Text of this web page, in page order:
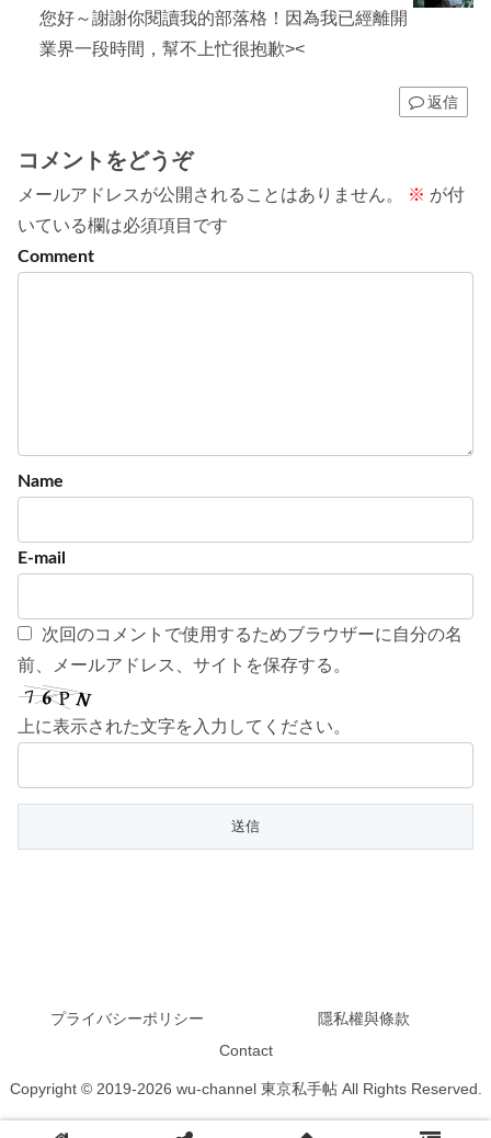
您好～謝謝你閱讀我的部落格！因為我已經離開
業界一段時間，幫不上忙很抱歉><
返信
コメントをどうぞ
メールアドレスが公開されることはありません。 ※ が付
いている欄は必須項目です
次回のコメントで使用するためブラウザーに自分の名
前、メールアドレス、サイトを保存する。
上に表示された文字を入力してください。
プライバシーポリシー
隱私權與條款
Contact
Copyright © 2019-2026 wu-channel 東京私手帖 All Rights Reserved.